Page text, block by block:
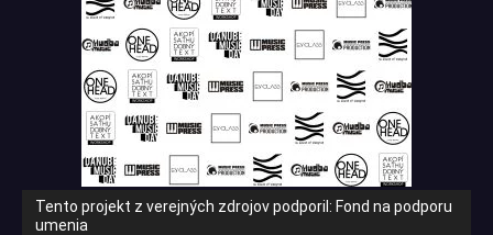
Tento projekt z verejných zdrojov podporil: Fond na podporu
umenia